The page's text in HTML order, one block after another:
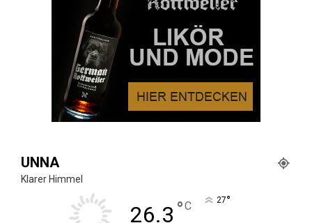
UNNA
Klarer Himmel
26.3 °C 27°